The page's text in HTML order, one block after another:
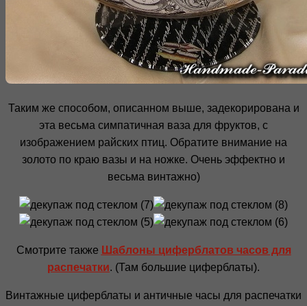
Таким же способом, описанном выше, задекорирована и
эта весьма симпатичная ваза для фруктов, с
изображением райских птиц. Обратите внимание на
золото по краю вазы и на ножке. Очень эффектно и
весьма винтажно)
Смотрите также Шаблоны циферблатов часов для
распечатки. (Там большие циферблаты).
Винтажные циферблаты и античные часы для распечатки